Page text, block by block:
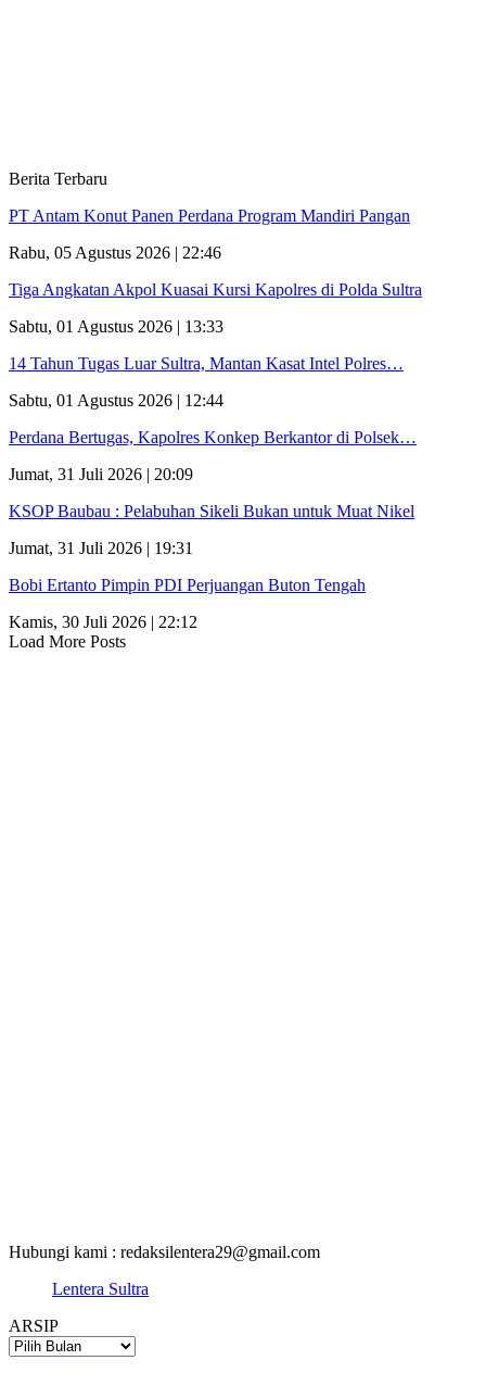
Berita Terbaru
PT Antam Konut Panen Perdana Program Mandiri Pangan
Rabu, 05 Agustus 2026 | 22:46
Tiga Angkatan Akpol Kuasai Kursi Kapolres di Polda Sultra
Sabtu, 01 Agustus 2026 | 13:33
14 Tahun Tugas Luar Sultra, Mantan Kasat Intel Polres…
Sabtu, 01 Agustus 2026 | 12:44
Perdana Bertugas, Kapolres Konkep Berkantor di Polsek…
Jumat, 31 Juli 2026 | 20:09
KSOP Baubau : Pelabuhan Sikeli Bukan untuk Muat Nikel
Jumat, 31 Juli 2026 | 19:31
Bobi Ertanto Pimpin PDI Perjuangan Buton Tengah
Kamis, 30 Juli 2026 | 22:12
Load More Posts
Hubungi kami : redaksilentera29@gmail.com
Lentera Sultra
ARSIP
ARSIP